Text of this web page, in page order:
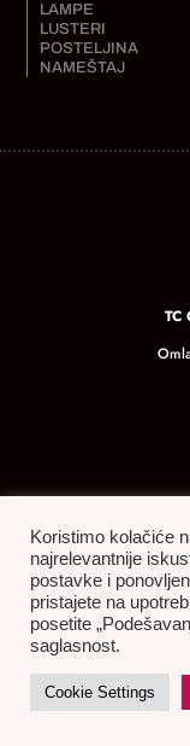
LAMPE
LUSTERI
POSTELJINA
NAMEŠTAJ
TC
Koristimo kolačiće
najrelevantnije
postavke i
pristajete na
posetite
saglasnost.
Cookie Settings